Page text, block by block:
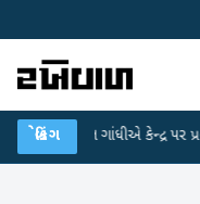
બ્રેકિંગ
ગાંધીએ કેન્દ્ર પર પ્રહાર કર્યા